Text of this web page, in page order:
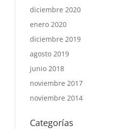
diciembre 2020
enero 2020
diciembre 2019
agosto 2019
junio 2018
noviembre 2017
noviembre 2014
Categorías